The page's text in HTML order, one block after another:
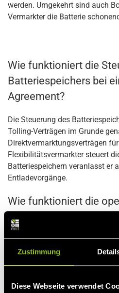
Zustimmung
Diese Webseite verwendet
werden. Umgekehrt sind auch
Vermarkter die Batterie
Wie funktioniert die
Batteriespeichers bei
Agreement?
Die Steuerung des
Tolling-Verträgen im Grunde
Direktvermarktungsverträgen
Flexibilitätsvermarkter steuert
Batteriespeichern veranlasst er
Entladevorgänge.
Wie funktioniert die
des Speichers?
Um Lade- und Entladevorgänge
installiert der Vermarkter vor
und etabliert eine sichere
Darüber kann er zum einen